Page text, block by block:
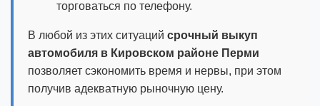
торговаться по телефону.
В любой из этих ситуаций срочный выкуп
автомобиля в Кировском районе Перми
позволяет сэкономить время и нервы, при этом
получив адекватную рыночную цену.